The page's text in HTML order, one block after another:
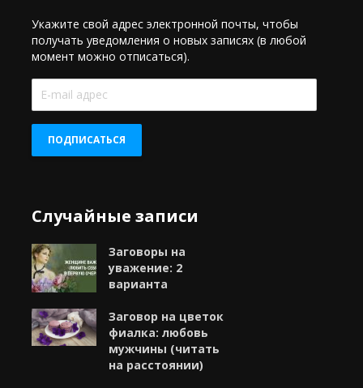
Укажите свой адрес электронной почты, чтобы
получать уведомления о новых записях (в любой
момент можно отписаться).
E-
mail
ПОДПИСАТЬСЯ
Случайные записи
Заговоры на
уважение: 2
варианта
Заговор на цветок
фиалка: любовь
мужчины (читать
на расстоянии)